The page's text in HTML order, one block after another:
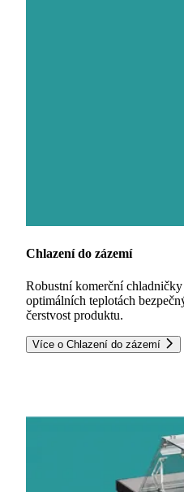
Chlazení do zázemí
Robustní komerční
optimálních teplotách
čerstvost produktu.
Více o Chlazení do zázemí